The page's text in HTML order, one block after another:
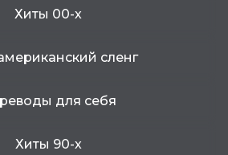
Хиты 00-х
сленг
для себя
Хиты 90-х